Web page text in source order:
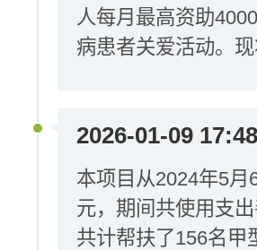
人每月最高资助
病患者关爱活动。
2026-01-09
本项目从2024年5
元，期间共使用支
共计帮扶了156名甲